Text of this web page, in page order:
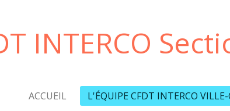
INTERCO
ACCUEIL L'ÉQUIPE CFDT INTERCO